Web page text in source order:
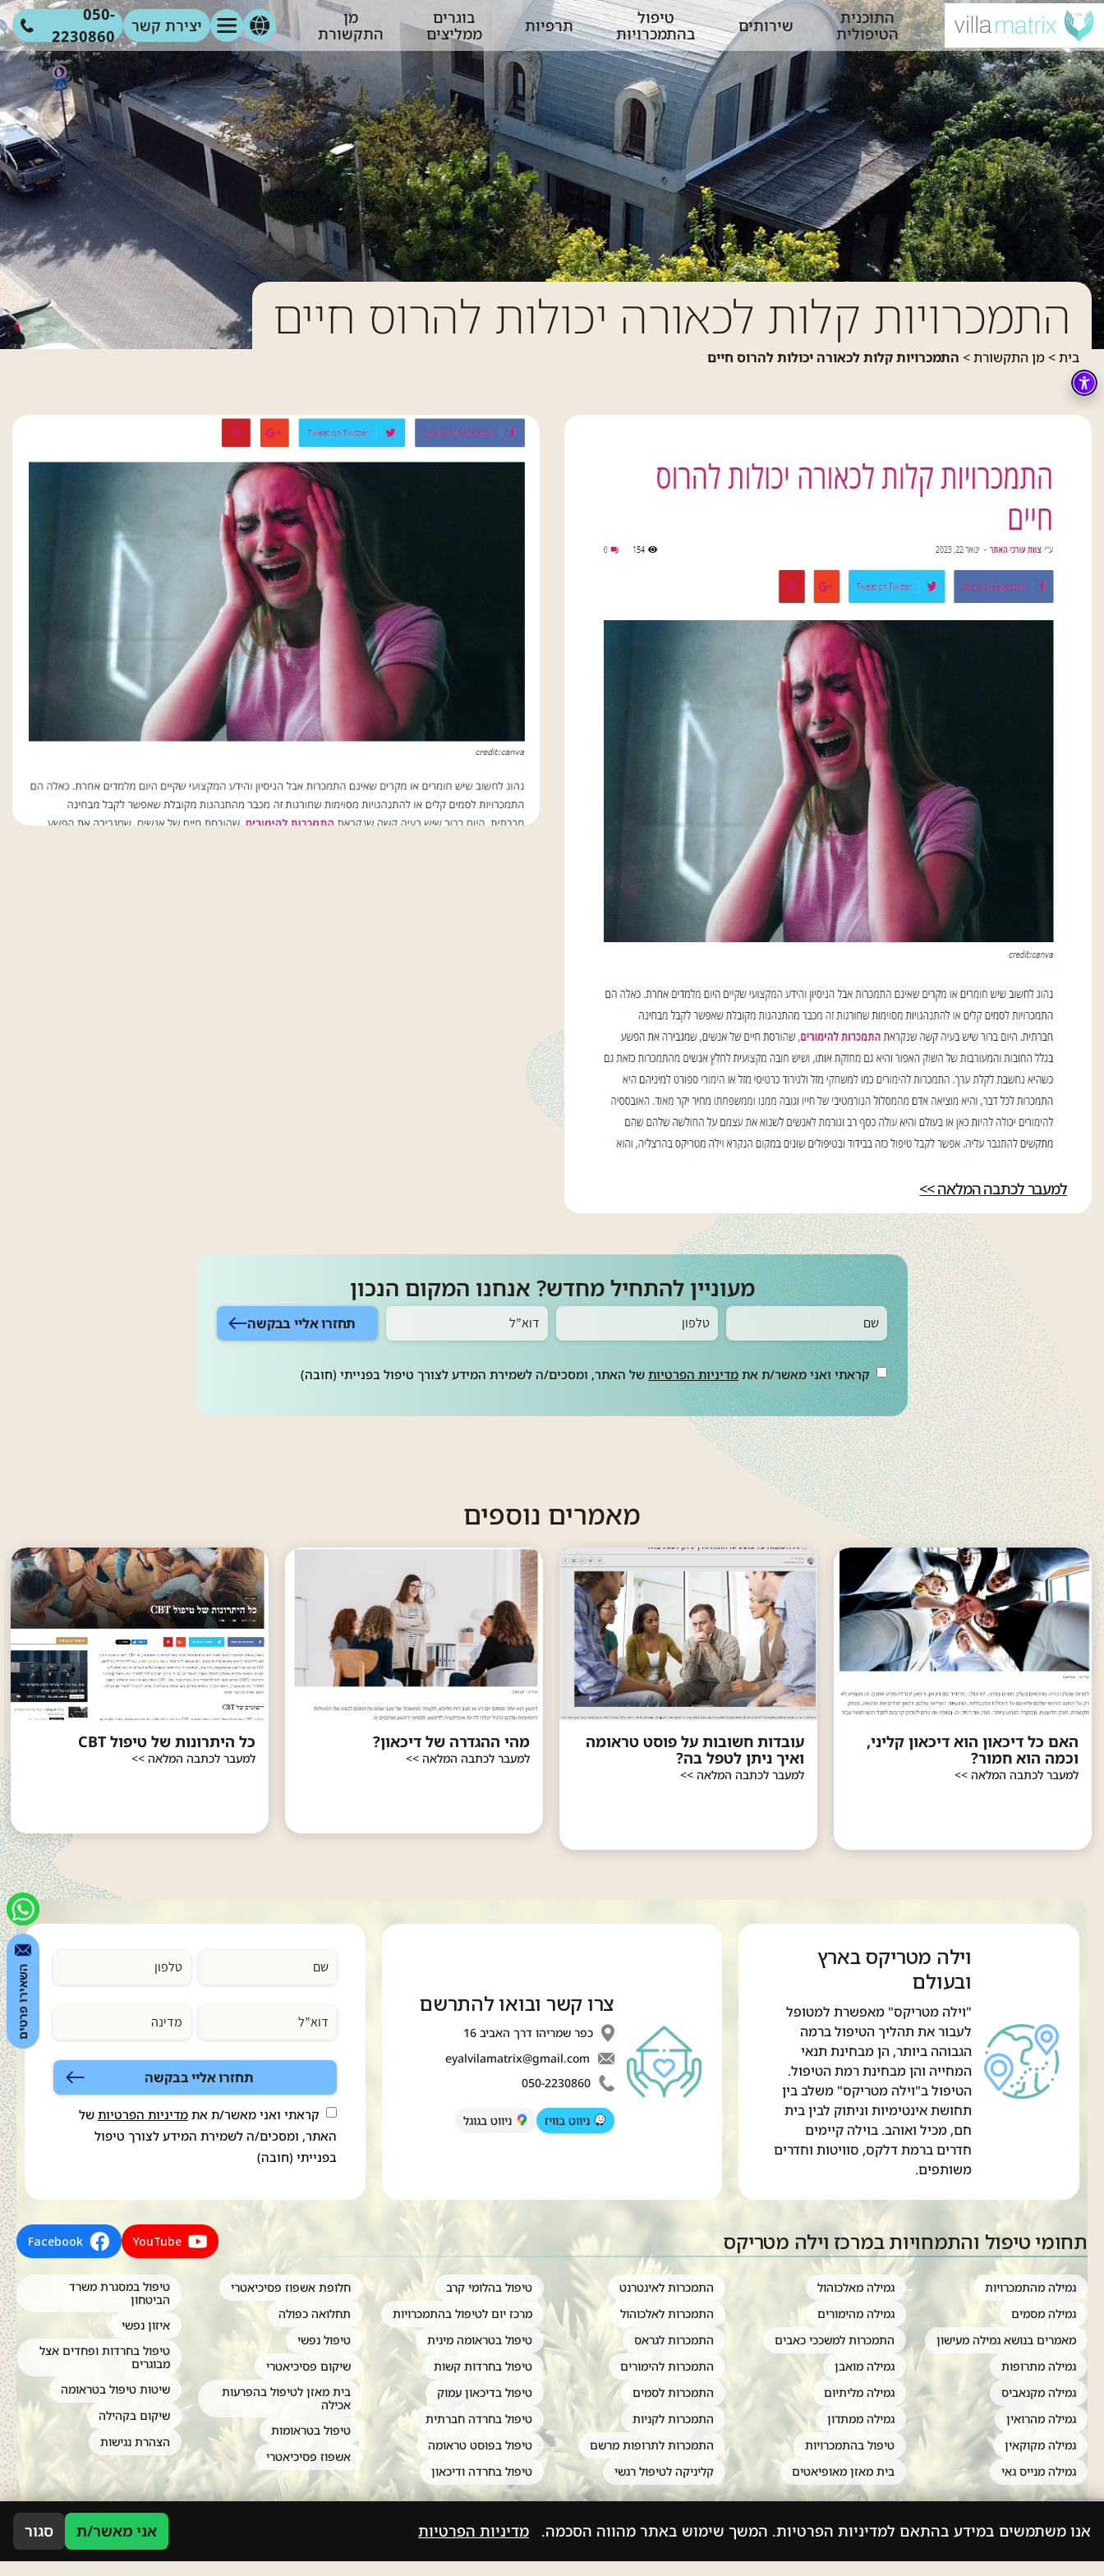
התוכנית
הטיפולית
שירותים
טיפול
בהתמכרויות
תרפיות
בוגרים
ממליצים
מן
התקשורת
עמוד הבית אודות גלריה מאמרים צור קשר
יצירת קשר
050-
2230860
השאירו פרטים
התמכרויות קלות לכאורה יכולות להרוס חיים
בית>מן התקשורת> התמכרויות קלות לכאורה יכולות להרוס חיים
למעבר לכתבה המלאה >>
מעוניין להתחיל מחדש? אנחנו המקום הנכון
תחזרו אליי בבקשה
קראתי ואני מאשר/ת את מדיניות הפרטיות של האתר, ומסכים/ה לשמירת המידע לצורך טיפול בפנייתי (חובה)
מאמרים נוספים
האם כל דיכאון הוא דיכאון קליני,
וכמה הוא חמור?
למעבר לכתבה המלאה >>
עובדות חשובות על פוסט טראומה
ואיך ניתן לטפל בה?
למעבר לכתבה המלאה >>
מהי ההגדרה של דיכאון?
למעבר לכתבה המלאה >>
כל היתרונות של טיפול CBT
למעבר לכתבה המלאה >>
וילה מטריקס בארץ
ובעולם
"וילה מטריקס" מאפשרת למטופל
לעבור את תהליך הטיפול ברמה
הגבוהה ביותר, הן מבחינת תנאי
המחייה והן מבחינת רמת הטיפול.
הטיפול ב"וילה מטריקס" משלב בין
תחושת אינטימיות וניתוק לבין בית
חם, מכיל ואוהב. בוילה קיימים
חדרים ברמת דלקס, סוויטות וחדרים
משותפים.
צרו קשר ובואו להתרשם
כפר שמריהו דרך האביב 16
eyalvilamatrix@gmail.com
050-2230860
ניווט בוויז ניווט בגוגל
תחזרו אליי בבקשה
קראתי ואני מאשר/ת אתמדיניות הפרטיות של
האתר, ומסכים/ה לשמירת המידע לצורך טיפול
בפנייתי (חובה)
תחומי טיפול והתמחויות במרכז וילה מטריקס YouTube
Facebook
גמילה מהתמכרויות
גמילה מסמים
מאמרים בנושא גמילה מעישון
גמילה מתרופות
גמילה מקנאביס
גמילה מהרואין
גמילה מקוקאין
גמילה מנייס גאי
גמילה מאלכוהול
גמילה מהימורים
התמכרות למשככי כאבים
גמילה מואבן
גמילה מליתיום
גמילה ממתדון
טיפול בהתמכרויות
בית מאזן מאופיאטים
התמכרות לאינטרנט
התמכרות לאלכוהול
התמכרות לגראס
התמכרות להימורים
התמכרות לסמים
התמכרות לקניות
התמכרות לתרופות מרשם
קליניקה לטיפול רגשי
טיפול בהלומי קרב
מרכז יום לטיפול בהתמכרויות
טיפול בטראומה מינית
טיפול בחרדות קשות
טיפול בדיכאון עמוק
טיפול בחרדה חברתית
טיפול בפוסט טראומה
טיפול בחרדה ודיכאון
חלופת אשפוז פסיכיאטרי
תחלואה כפולה
טיפול נפשי
שיקום פסיכיאטרי
בית מאזן לטיפול בהפרעות
אכילה
טיפול בטראומות
אשפוז פסיכיאטרי
טיפול במסגרת משרד
הביטחון
איזון נפשי
טיפול בחרדות ופחדים אצל
מבוגרים
שיטות טיפול בטראומה
שיקום בקהילה
הצהרת נגישות
אנו משתמשים במידע בהתאם למדיניות הפרטיות. המשך שימוש באתר מהווה הסכמה. מדיניות הפרטיות אני מאשר/ת סגור